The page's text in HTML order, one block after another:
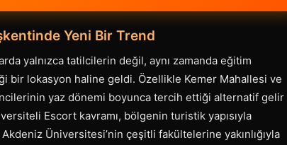
Yeni Bir Trend
yalnızca tatilcilerin değil, aynı zamanda eğitim
bir lokasyon haline geldi. Özellikle Kemer Mahallesi ve
yaz dönemi boyunca tercih ettiği alternatif gelir
Escort kavramı, bölgenin turistik yapısıyla
Üniversitesi’nin çeşitli fakültelerine yakınlığıyla